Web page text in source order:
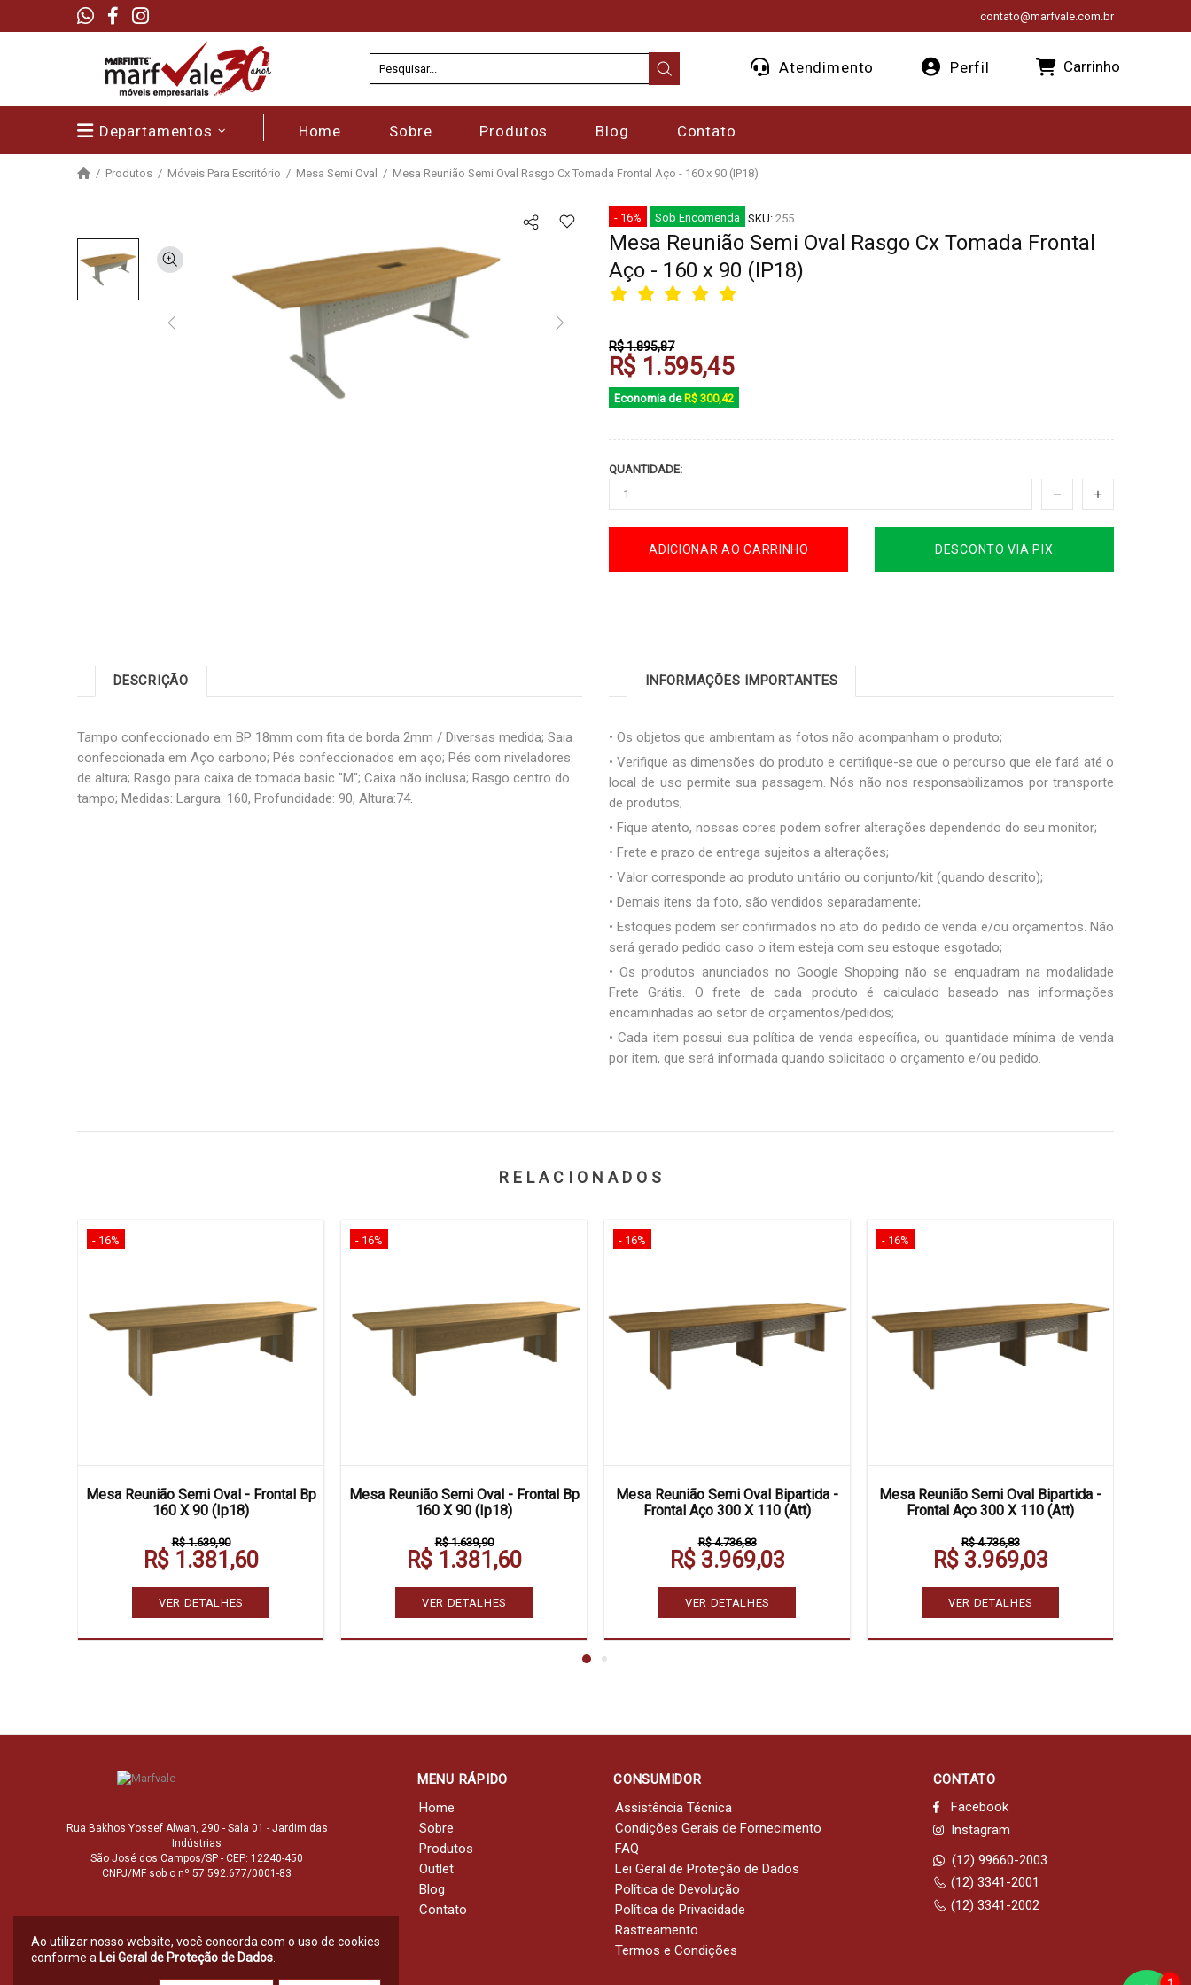
contato@marfvale.com.br
Atendimento Perfil Carrinho
Departamentos Home Sobre Produtos Blog Contato
Produtos Móveis Para Escritório Mesa Semi Oval Mesa Reunião Semi Oval Rasgo Cx Tomada Frontal Aço - 160 x 90 (IP18)
- 16% Sob Encomenda SKU: 255
Mesa Reunião Semi Oval Rasgo Cx Tomada Frontal
Aço - 160 x 90 (IP18)
R$ 1.895,87
R$ 1.595,45
Economia de R$ 300,42
QUANTIDADE:
ADICIONAR AO CARRINHO DESCONTO VIA PIX
DESCRIÇÃO
Tampo confeccionado em BP 18mm com fita de borda 2mm / Diversas medida; Saia
confeccionada em Aço carbono; Pés confeccionados em aço; Pés com niveladores
de altura; Rasgo para caixa de tomada basic "M"; Caixa não inclusa; Rasgo centro do
tampo; Medidas: Largura: 160, Profundidade: 90, Altura:74.
INFORMAÇÕES IMPORTANTES
• Os objetos que ambientam as fotos não acompanham o produto;
• Verifique as dimensões do produto e certifique-se que o percurso que ele fará até o
local de uso permite sua passagem. Nós não nos responsabilizamos por transporte
de produtos;
• Fique atento, nossas cores podem sofrer alterações dependendo do seu monitor;
• Frete e prazo de entrega sujeitos a alterações;
• Valor corresponde ao produto unitário ou conjunto/kit (quando descrito);
• Demais itens da foto, são vendidos separadamente;
• Estoques podem ser confirmados no ato do pedido de venda e/ou orçamentos. Não
será gerado pedido caso o item esteja com seu estoque esgotado;
• Os produtos anunciados no Google Shopping não se enquadram na modalidade
Frete Grátis. O frete de cada produto é calculado baseado nas informações
encaminhadas ao setor de orçamentos/pedidos;
• Cada item possui sua política de venda específica, ou quantidade mínima de venda
por item, que será informada quando solicitado o orçamento e/ou pedido.
RELACIONADOS
- 16%
Mesa Reunião Semi Oval - Frontal Bp
160 X 90 (Ip18)
R$ 1.639,90
R$ 1.381,60
VER DETALHES
- 16%
Mesa Reunião Semi Oval - Frontal Bp
160 X 90 (Ip18)
R$ 1.639,90
R$ 1.381,60
VER DETALHES
- 16%
Mesa Reunião Semi Oval Bipartida -
Frontal Aço 300 X 110 (Att)
R$ 4.736,83
R$ 3.969,03
VER DETALHES
- 16%
Mesa Reunião Semi Oval Bipartida -
Frontal Aço 300 X 110 (Att)
R$ 4.736,83
R$ 3.969,03
VER DETALHES
Rua Bakhos Yossef Alwan, 290 - Sala 01 - Jardim das
Indústrias
São José dos Campos/SP - CEP: 12240-450
CNPJ/MF sob o nº 57.592.677/0001-83
MENU RÁPIDO
Home
Sobre
Produtos
Outlet
Blog
Contato
CONSUMIDOR
Assistência Técnica
Condições Gerais de Fornecimento
FAQ
Lei Geral de Proteção de Dados
Política de Devolução
Política de Privacidade
Rastreamento
Termos e Condições
CONTATO
Facebook
Instagram
(12) 99660-2003
(12) 3341-2001
(12) 3341-2002
Ao utilizar nosso website, você concorda com o uso de cookies
conforme a Lei Geral de Proteção de Dados